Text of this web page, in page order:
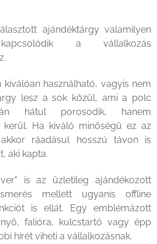
ajándéktárgy valamilyen
a vállalkozás
kiválóan használható, vagyis nem
lesz a sok közül, ami a polc
hátul porosodik, hanem
kerül. Ha kiváló minőségű ez az
akkor ráadásul hosszú távon is
aki kapta.
is az üzletileg ajándékozott
mellett ugyanis offline
is ellát. Egy emblémázott
falióra, kulcstartó vagy épp
hírét viheti a vállalkozásnak.